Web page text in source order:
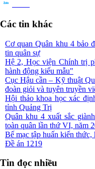
Các tin khác
Cơ quan Quân khu 4 bảo
tin quân sự
Hệ 2, Học viện Chính trị
hành động kiểu mẫu"
Cục Hậu cần – Kỹ thuật
đoàn giỏi và tuyên truyền
Hội thảo khoa học xác
tỉnh Quảng Trị
Quân khu 4 xuất sắc
toàn quân lần thứ VI, năm
Bế mạc tập huấn kiến
Đề án 1219
Tin đọc nhiều